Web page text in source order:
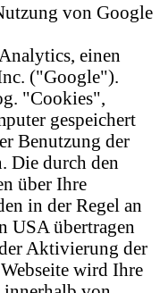
von Google
einen
("Google").
"Cookies",
gespeichert
Benutzung der
Die durch den
über Ihre
in der Regel an
USA übertragen
Aktivierung der
wird Ihre